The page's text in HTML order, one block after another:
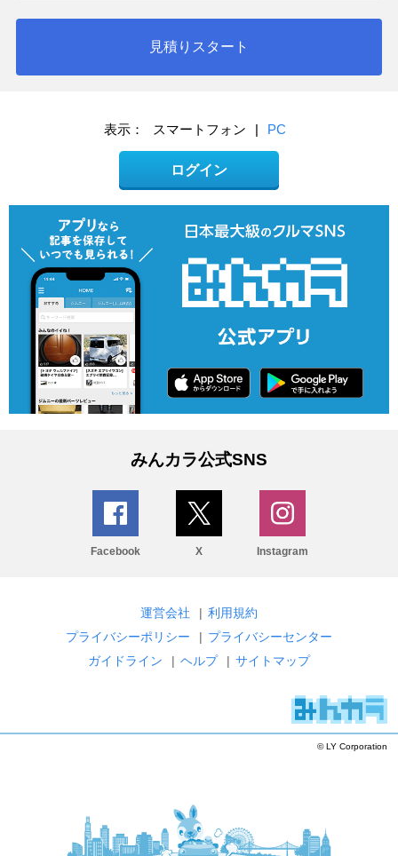
見積りスタート
表示： スマートフォン | PC
ログイン
みんカラ公式SNS
Facebook X Instagram
運営会社 | 利用規約
プライバシーポリシー
| プライバシーセンター
ガイドライン
| ヘルプ | サイトマップ
© LY Corporation